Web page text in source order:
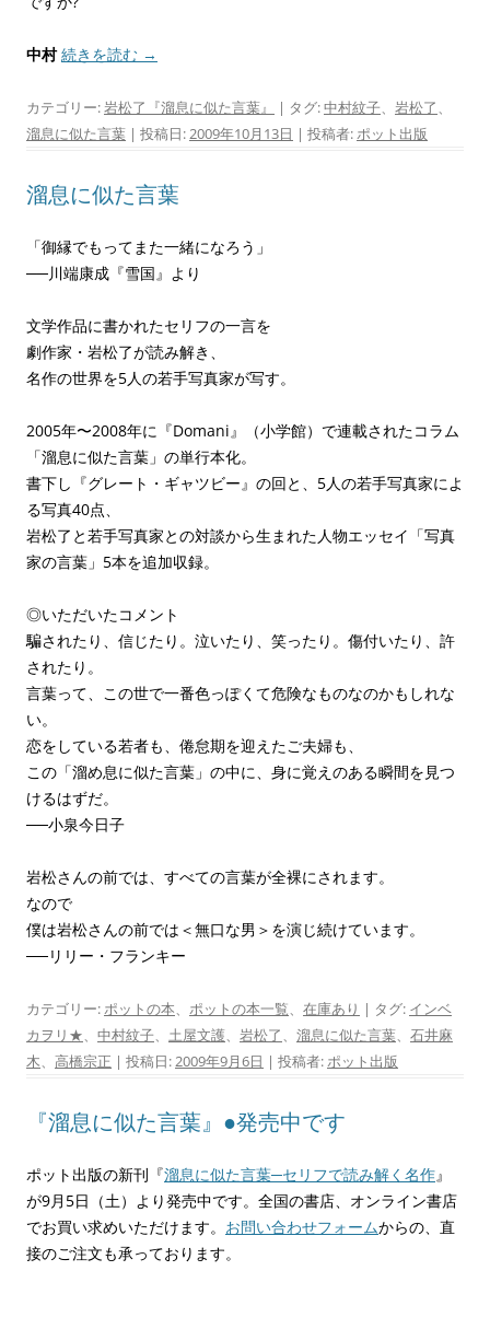
中村 続きを読む →
カテゴリー:岩松了『溜息に似た言葉』 | タグ:中村紋子、 岩松了、
溜息に似た言葉 | 投稿日:2009年10月13日 | 投稿者:ポット出版
溜息に似た言葉
「御縁でもってまた一緒になろう」
──川端康成『雪国』より
文学作品に書かれたセリフの一言を
劇作家・岩松了が読み解き、
名作の世界を5人の若手写真家が写す。
2005年〜2008年に『Domani』（小学館）で連載されたコラム
「溜息に似た言葉」の単行本化。
書下し『グレート・ギャツビー』の回と、5人の若手写真家によ
る写真40点、
岩松了と若手写真家との対談から生まれた人物エッセイ「写真
家の言葉」5本を追加収録。
◎いただいたコメント
騙されたり、信じたり。泣いたり、笑ったり。傷付いたり、許
されたり。
言葉って、この世で一番色っぽくて危険なものなのかもしれな
い。
恋をしている若者も、倦怠期を迎えたご夫婦も、
この「溜め息に似た言葉」の中に、身に覚えのある瞬間を見つ
けるはずだ。
──小泉今日子
岩松さんの前では、すべての言葉が全裸にされます。
なので
僕は岩松さんの前では＜無口な男＞を演じ続けています。
──リリー・フランキー
カテゴリー:ポットの本、 ポットの本一覧、 在庫あり | タグ: インベ
カヲリ★、 中村紋子、 土屋文護、 岩松了、 溜息に似た言葉、 石井麻
木、 高橋宗正 | 投稿日:2009年9月6日 | 投稿者:ポット出版
『溜息に似た言葉』●発売中です
ポット出版の新刊『溜息に似た言葉─セリフで読み解く名作』
が9月5日（土）より発売中です。全国の書店、オンライン書店
でお買い求めいただけます。 お問い合わせフォームからの、直
接のご注文も承っております。